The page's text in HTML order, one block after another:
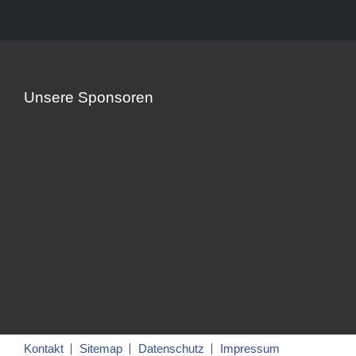
Unsere Sponsoren
Kontakt Sitemap Datenschutz Impressum